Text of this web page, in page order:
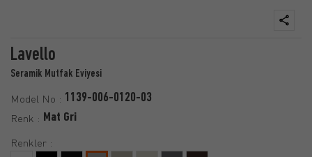
Lavello
Seramik Mutfak Eviyesi
Model No : 1139-006-0120-03
Renk : Mat Gri
Renkler :